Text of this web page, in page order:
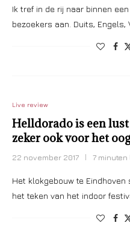
Ik tref in de rij naar binnen
bezoekers aan. Duits, Engels,
Live review
Helldorado is een
zeker ook voor het
22 november 2017 7
Het klokgebouw te
het teken van het indoor